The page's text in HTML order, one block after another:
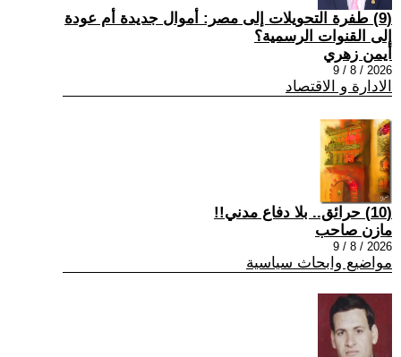
(9) طفرة التحويلات إلى مصر: أموال جديدة أم عودة
إلى القنوات الرسمية؟
أيمن زهري
2026 / 8 / 9
الادارة و الاقتصاد
(10) حرائق.. بلا دفاع مدني!!
مازن صاحب
2026 / 8 / 9
مواضيع وابحاث سياسية